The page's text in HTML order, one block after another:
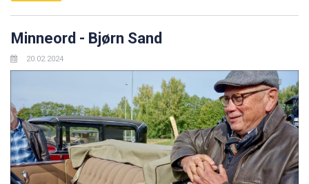
Minneord - Bjørn Sand
20.02.2024